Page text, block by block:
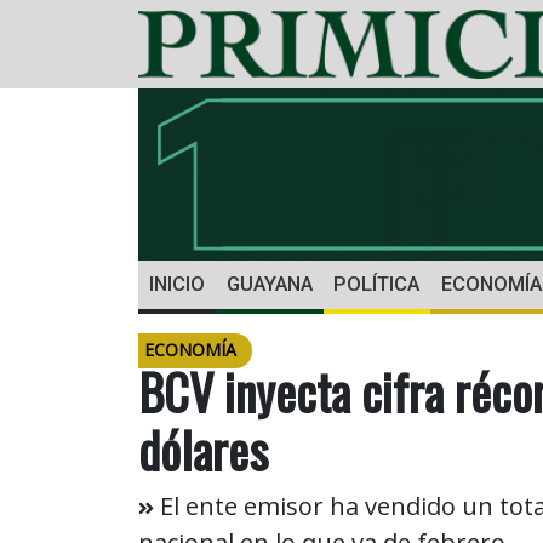
INICIO GUAYANA POLÍTICA ECONOMÍA
ECONOMÍA
BCV inyecta cifra
dólares
El ente emisor ha vendido un